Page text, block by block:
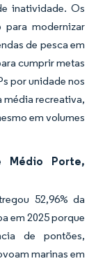
inatividade. Os
para modernizar
de pesca em
cumprir metas
por unidade nos
média recreativa,
em volumes
Médio Porte,
52,96% da
em 2025 porque
de pontões,
marinas em